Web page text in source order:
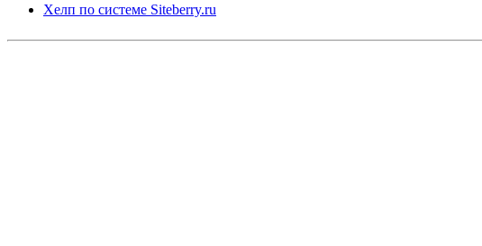
Хелп по системе Siteberry.ru